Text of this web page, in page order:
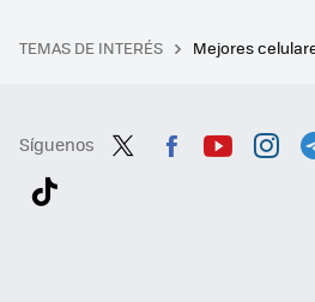
TEMAS DE INTERÉS Mejores
Síguenos